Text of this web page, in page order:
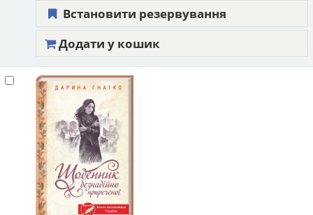
Встановити резервування
Додати у кошик